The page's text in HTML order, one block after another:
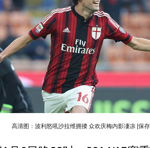
高清图：波利怒吼沙拉维拥搂 众欢庆梅内影凄凉 [保